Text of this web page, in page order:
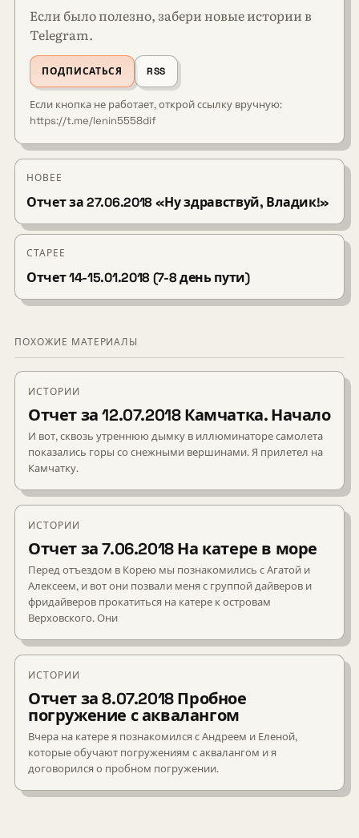
Если было полезно, забери новые истории в
Telegram.
ПОДПИСАТЬСЯ RSS
Если кнопка не работает, открой ссылку вручную:
https://t.me/lenin5558dif
НОВЕЕ
Отчет за 27.06.2018 «Ну здравствуй, Владик!»
СТАРЕЕ
Отчет 14-15.01.2018 (7-8 день пути)
ПОХОЖИЕ МАТЕРИАЛЫ
ИСТОРИИ
Отчет за 12.07.2018 Камчатка. Начало
И вот, сквозь утреннюю дымку в иллюминаторе самолета
показались горы со снежными вершинами. Я прилетел на
Камчатку.
ИСТОРИИ
Отчет за 7.06.2018 На катере в море
Перед отъездом в Корею мы познакомились с Агатой и
Алексеем, и вот они позвали меня с группой дайверов и
фридайверов прокатиться на катере к островам
Верховского. Они
ИСТОРИИ
Отчет за 8.07.2018 Пробное
погружение с аквалангом
Вчера на катере я познакомился с Андреем и Еленой,
которые обучают погружениям с аквалангом и я
договорился о пробном погружении.